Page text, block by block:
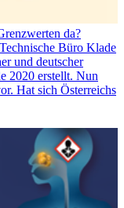
da?
Büro Klade
und deutscher
2020 erstellt. Nun
Hat sich Österreichs